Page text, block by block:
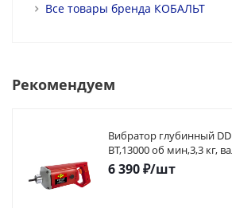
Все товары бренда КОБАЛЬТ
Рекомендуем
Вибратор глубинный
ВТ,13000 об мин,3,3 кг,
6 390₽/шт